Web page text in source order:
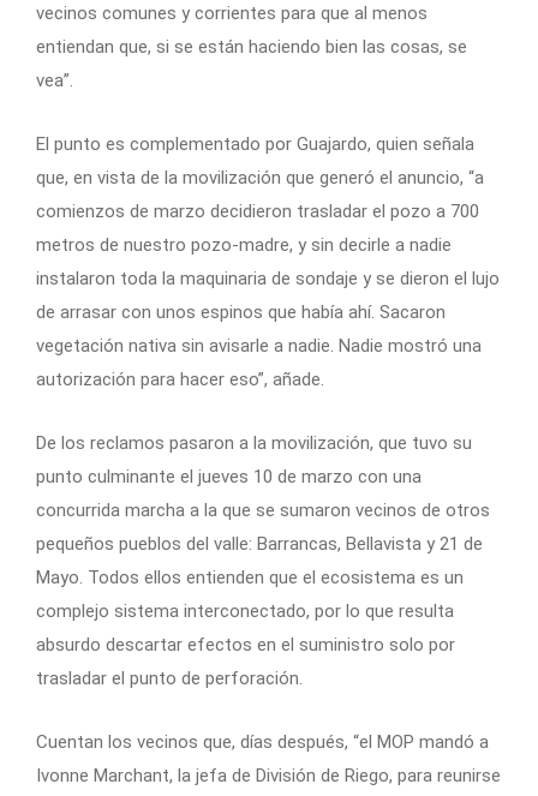
vecinos comunes y corrientes para que al menos
entiendan que, si se están haciendo bien las cosas, se
vea”.
El punto es complementado por Guajardo, quien señala
que, en vista de la movilización que generó el anuncio, “a
comienzos de marzo decidieron trasladar el pozo a 700
metros de nuestro pozo-madre, y sin decirle a nadie
instalaron toda la maquinaria de sondaje y se dieron el lujo
de arrasar con unos espinos que había ahí. Sacaron
vegetación nativa sin avisarle a nadie. Nadie mostró una
autorización para hacer eso”, añade.
De los reclamos pasaron a la movilización, que tuvo su
punto culminante el jueves 10 de marzo con una
concurrida marcha a la que se sumaron vecinos de otros
pequeños pueblos del valle: Barrancas, Bellavista y 21 de
Mayo. Todos ellos entienden que el ecosistema es un
complejo sistema interconectado, por lo que resulta
absurdo descartar efectos en el suministro solo por
trasladar el punto de perforación.
Cuentan los vecinos que, días después, “el MOP mandó a
Ivonne Marchant, la jefa de División de Riego, para reunirse